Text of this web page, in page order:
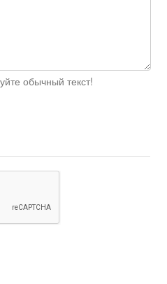
обычный текст!